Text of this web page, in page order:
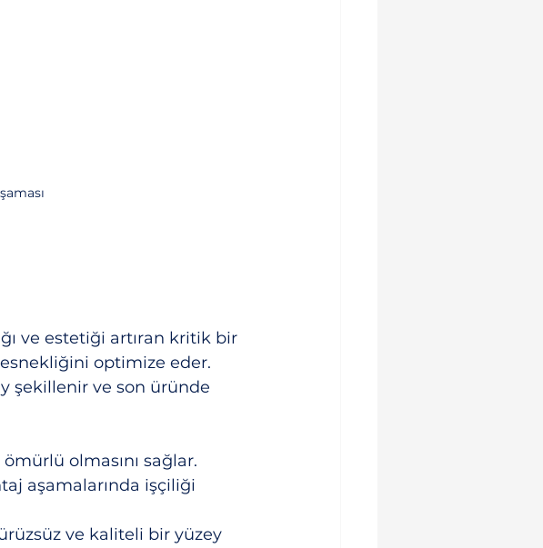
ve estetiği artıran kritik bir
optimize eder.
şekillenir ve son üründe
olmasını sağlar.
aşamalarında işçiliği
ve kaliteli bir yüzey